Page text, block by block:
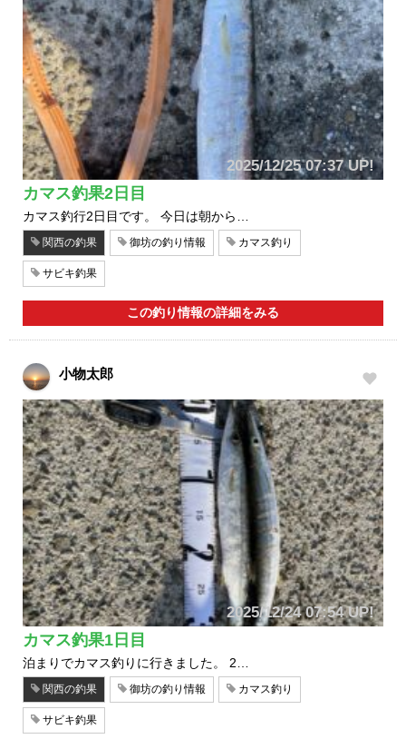
2025/12/25 07:37 UP!
カマス釣果2日目
カマス釣行2日目です。 今日は朝から…
関西の釣果 御坊の釣り情報 カマス釣り
サビキ釣果
この釣り情報の詳細をみる
小物太郎
2025/12/24 07:54 UP!
カマス釣果1日目
泊まりでカマス釣りに行きました。 2…
関西の釣果 御坊の釣り情報 カマス釣り
サビキ釣果